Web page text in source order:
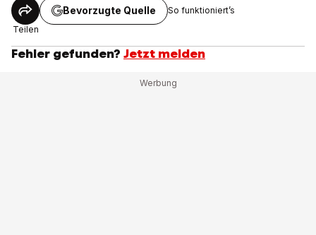
Teilen
Bevorzugte Quelle So funktioniert’s
Fehler gefunden? Jetzt melden